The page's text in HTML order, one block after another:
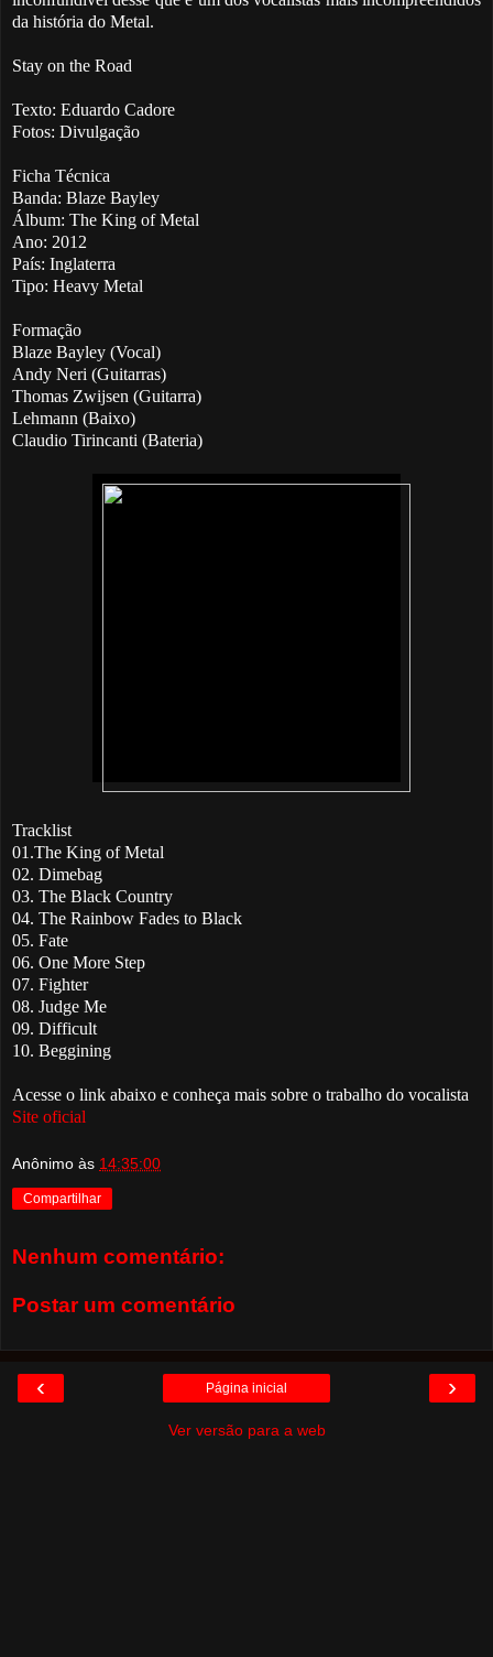
da história do Metal.
Stay on the Road
Texto: Eduardo Cadore
Fotos: Divulgação
Ficha Técnica
Banda: Blaze Bayley
Álbum: The King of Metal
Ano: 2012
País: Inglaterra
Tipo: Heavy Metal
Formação
Blaze Bayley (Vocal)
Andy Neri (Guitarras)
Thomas Zwijsen (Guitarra)
Lehmann (Baixo)
Claudio Tirincanti (Bateria)
Tracklist
01.The King of Metal
02. Dimebag
03. The Black Country
04. The Rainbow Fades to Black
05. Fate
06. One More Step
07. Fighter
08. Judge Me
09. Difficult
10. Beggining
Acesse o link abaixo e conheça mais sobre o trabalho do vocalista
Site oficial
Anônimo às 14:35:00
Compartilhar
Nenhum comentário:
Postar um comentário
‹ ›
Página inicial
Ver versão para a web